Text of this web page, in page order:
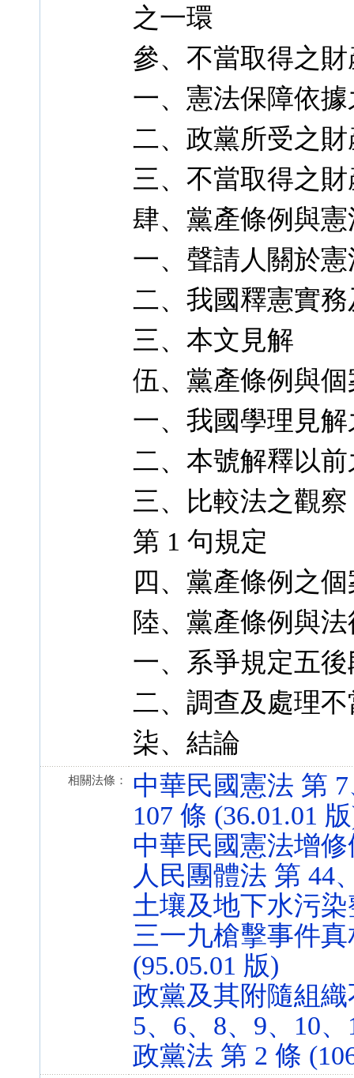
之一環
參、不當取得之
一、憲法保障依
二、政黨所受之
三、不當取得之
肆、黨產條例與
一、聲請人關於
二、我國釋憲實
三、本文見解
伍、黨產條例與
一、我國學理見
二、本號解釋以
三、比較法之觀
第 1 句規定
四、黨產條例之
陸、黨產條例與
一、系爭規定五
二、調查及處理
柒、結論
相關法條：
中華民國憲法 第 7
107 條 (36.01.01
中華民國憲法增修
人民團體法 第 44
土壤及地下水污染
三一九槍擊事件
(95.05.01 版)
政黨及其附隨組
5、6、8、9、10
政黨法 第 2 條